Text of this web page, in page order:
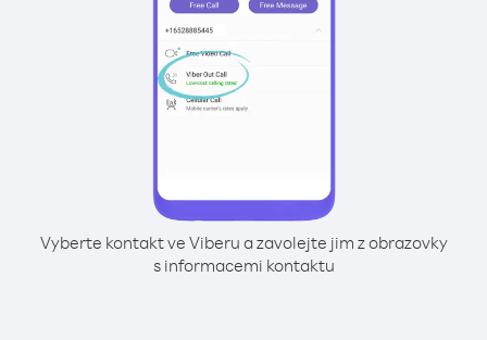
Vyberte kontakt ve Viberu a zavolejte jim z obrazovky
s informacemi kontaktu